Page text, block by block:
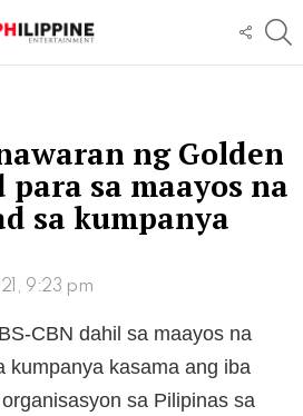
ng Golden
sa maayos na
sa kumpanya
9:23 pm
CBN dahil sa maayos na
kumpanya kasama ang iba
sa Pilipinas sa